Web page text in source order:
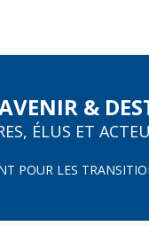
&
ÉLUS ET
POUR LES